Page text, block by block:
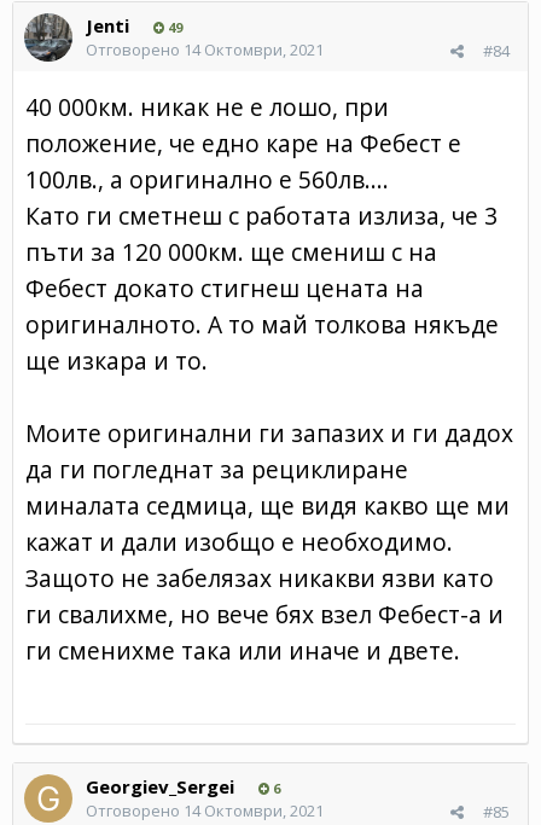
Jenti 49
#84
Отговорено 14 Октомври, 2021
40 000км. никак не е лошо, при
положение, че едно каре на Фебест е
100лв., а оригинално е 560лв....
Като ги сметнеш с работата излиза, че 3
пъти за 120 000км. ще смениш с на
Фебест докато стигнеш цената на
оригиналното. А то май толкова някъде
ще изкара и то.
Моите оригинални ги запазих и ги дадох
да ги погледнат за рециклиране
миналата седмица, ще видя какво ще ми
кажат и дали изобщо е необходимо.
Защото не забелязах никакви язви като
ги свалихме, но вече бях взел Фебест-а и
ги сменихме така или иначе и двете.
Georgiev_Sergei 6
#85
Отговорено 14 Октомври, 2021